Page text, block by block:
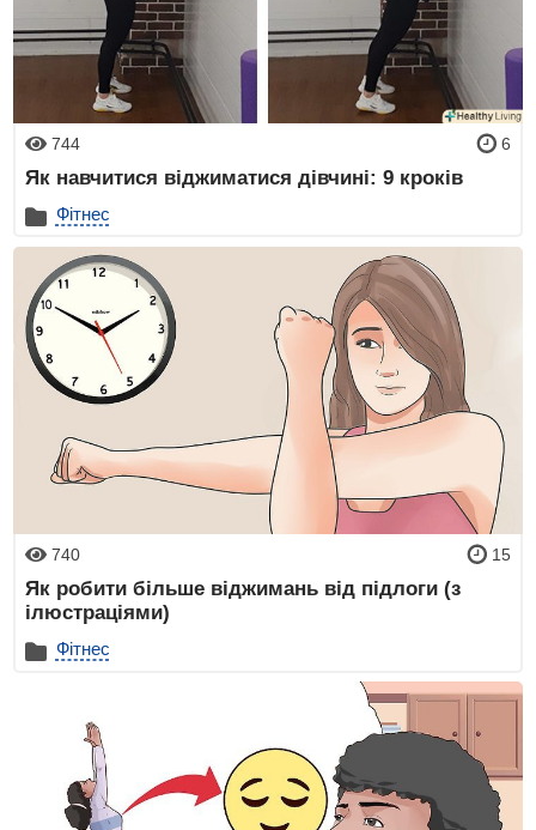
744 6
Як навчитися віджиматися дівчині: 9 кроків
Фітнес
740 15
Як робити більше віджимань від підлоги (з
ілюстраціями)
Фітнес